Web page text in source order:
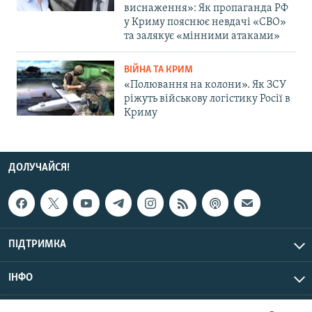
виснаження»: Як пропаганда РФ
у Криму пояснює невдачі «СВО»
та залякує «мінними атаками»
ВІЙНА ТА КРИМ
«Полювання на колони». Як ЗСУ
ріжуть військову логістику Росії в
Криму
ДОЛУЧАЙСЯ!
ПІДТРИМКА
ІНФО